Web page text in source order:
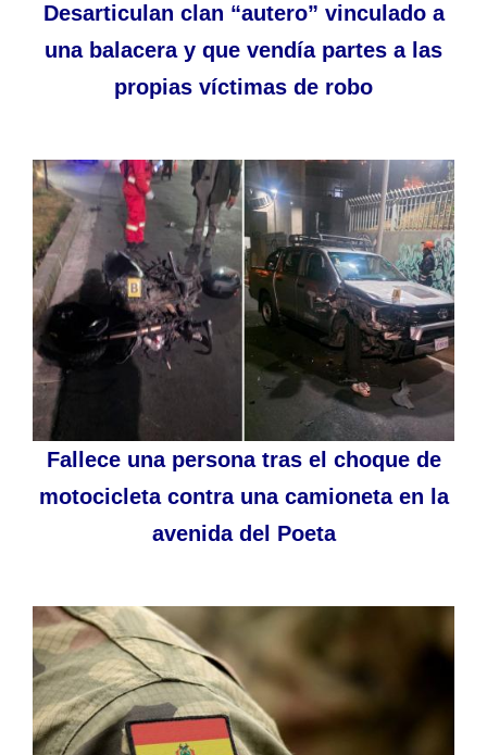
Desarticulan clan “autero” vinculado a
una balacera y que vendía partes a las
propias víctimas de robo
Fallece una persona tras el choque de
motocicleta contra una camioneta en la
avenida del Poeta